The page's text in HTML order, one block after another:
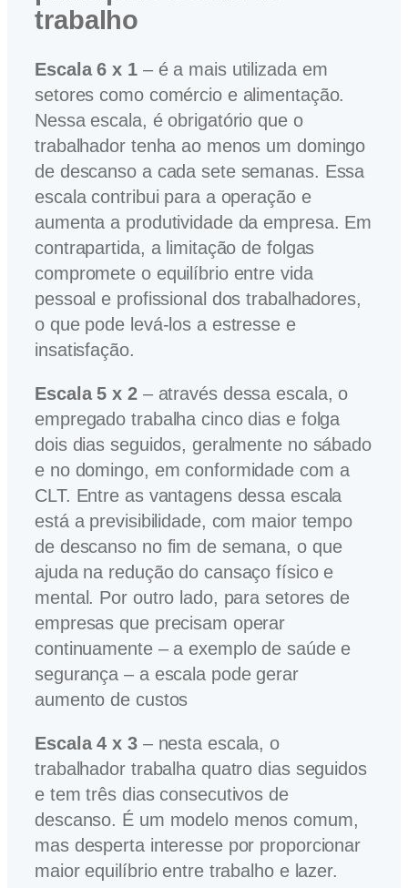
trabalho
Escala 6 x 1– é a mais utilizada em
setores como comércio e alimentação.
Nessa escala, é obrigatório que o
trabalhador tenha ao menos um domingo
de descanso a cada sete semanas. Essa
escala contribui para a operação e
aumenta a produtividade da empresa. Em
contrapartida, a limitação de folgas
compromete o equilíbrio entre vida
pessoal e profissional dos trabalhadores,
o que pode levá-los a estresse e
insatisfação.
Escala 5 x 2– através dessa escala, o
empregado trabalha cinco dias e folga
dois dias seguidos, geralmente no sábado
e no domingo, em conformidade com a
CLT. Entre as vantagens dessa escala
está a previsibilidade, com maior tempo
de descanso no fim de semana, o que
ajuda na redução do cansaço físico e
mental. Por outro lado, para setores de
empresas que precisam operar
continuamente – a exemplo de saúde e
segurança – a escala pode gerar
aumento de custos
Escala 4 x 3– nesta escala, o
trabalhador trabalha quatro dias seguidos
e tem três dias consecutivos de
descanso. É um modelo menos comum,
mas desperta interesse por proporcionar
maior equilíbrio entre trabalho e lazer.